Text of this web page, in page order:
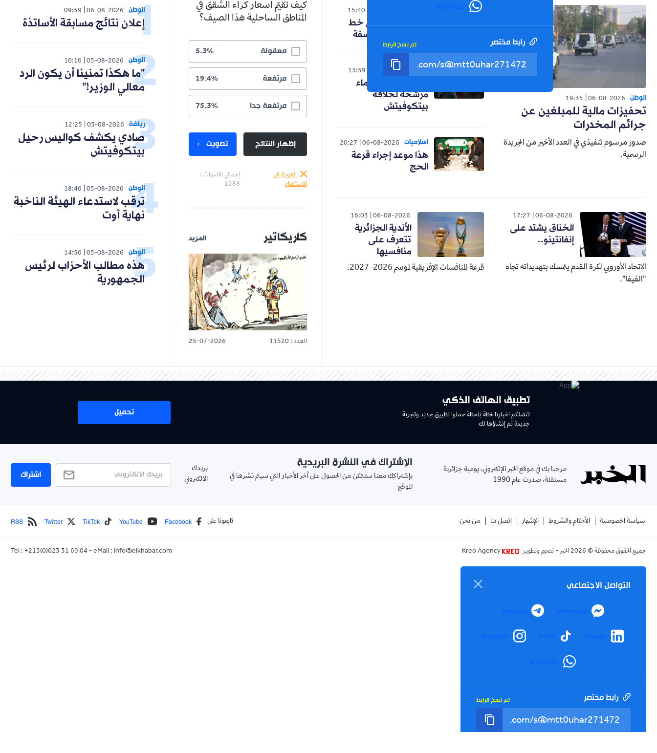
WhatsApp
رابط مختصر تم نسخ الرابط
الوطن 06-08-2026
19:35
تحفيزات مالية للمبلغين عن
جرائم المخدرات
صدور مرسوم تنفيذي في العدد الأخير من الجريدة
الرسمية.
15:40
حنون تدخل على خط
الجدل حول الفلسفة
رياضة 06-08-2026
13:59
رسميا.. ثلاثة أسماء
مرشحة لخلافة
بيتكوفيتش
اسلاميات 06-08-2026
20:27
هذا موعد إجراء قرعة
الحج
06-08-2026
17:27
الخناق يشتد على
إنفانتينو..
الاتحاد الأوروبي لكرة القدم يتمسك بتهديداته تجاه
"الفيفا".
06-08-2026
16:03
الأندية الجزائرية
تتعرف على
منافسيها
قرعة المنافسات الإفريقية لموسم 2026-2027.
كيف تقيّم أسعار كراء الشقق في
المناطق الساحلية هذا الصيف؟
معقولة 5.3%
مرتفعة 19.4%
مرتفعة جدا 75.3%
إظهار النتائج تصويت
العودة إلى
الاستفتاء
إجمالي الأصوات :
1288
كاريكاتير المزيد
العدد : 11520 25-07-2026
الوطن 06-08-2026
09:59
إعلان نتائج مسابقة الأساتذة
الوطن 05-08-2026
10:16
"ما هكذا تمنينا أن يكون الرد
معالي الوزير!"
رياضة 05-08-2026
12:25
صادي يكشف كواليس رحيل
بيتكوفيتش
الوطن 05-08-2026
18:46
ترقب لاستدعاء الهيئة الناخبة
نهاية أوت
الوطن 05-08-2026
14:56
هذه مطالب الأحزاب لرئيس
الجمهورية
تطبيق الهاتف الذكي
لتصلكم اخبارنا لحظة بلحظة حملوا تطبيق جديد وتجربة
جديدة تم إنشاؤها لك
تحميل
مرحبا بك في موقع الخبر الإلكتروني، يومية جزائرية
مستقلة، صدرت عام 1990
الإشتراك في النشرة البريدية
بإشتراكك معنا ستتمكن من الحصول على آخر الأخبار التي سيتم نشرها في
الموقع
بريدك
الالكتروني
اشتراك
سياسة الخصوصية الأحكام والشروط الإشهار اتصل بنا من نحن تابعونا على Facebook
YouTube
TikTok
Twitter
RSS
جميع الحقوق محفوظة © 2026 الخبر - تصميم وتطوير Kreo Agency
Tel : +213(0)023 31 69 04 - eMail : info@elkhabar.com
التواصل الاجتماعي
Messenger
Telegram
LinkedIn
TikTok
Instagram
WhatsApp
رابط مختصر تم نسخ الرابط